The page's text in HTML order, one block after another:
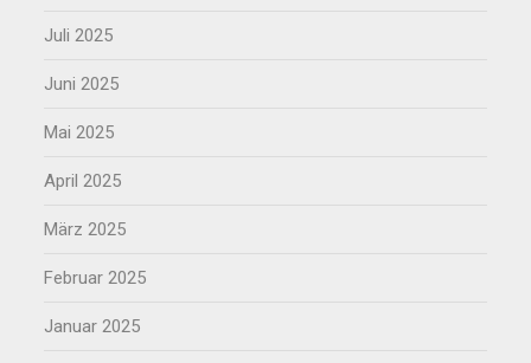
Juli 2025
Juni 2025
Mai 2025
April 2025
März 2025
Februar 2025
Januar 2025